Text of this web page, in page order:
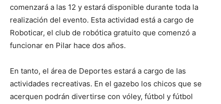
comenzará a las 12 y estará disponible durante toda la
realización del evento. Esta actividad está a cargo de
Roboticar, el club de robótica gratuito que comenzó a
funcionar en Pilar hace dos años.
En tanto, el área de Deportes estará a cargo de las
actividades recreativas. En el gazebo los chicos que se
acerquen podrán divertirse con vóley, fútbol y fútbol